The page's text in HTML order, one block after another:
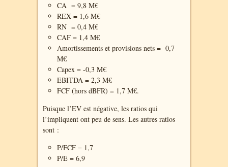
CA = 9,8 M€
REX = 1,6 M€
RN = 0,4 M€
CAF = 1,4 M€
Amortissements et provisions nets = 0,7
M€
Capex = -0,3 M€
EBITDA = 2,3 M€
FCF (hors dBFR) = 1,7 M€.
Puisque l’EV est négative, les ratios qui
l’impliquent ont peu de sens. Les autres ratios
sont :
P/FCF = 1,7
P/E = 6,9